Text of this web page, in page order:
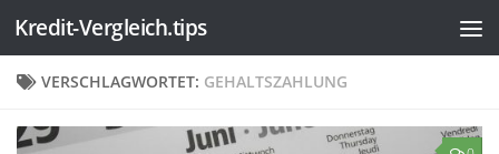
Zum Inhalt springen
Kredit-Vergleich.tips
VERSCHLAGWORTET: GEHALTSZAHLUNG